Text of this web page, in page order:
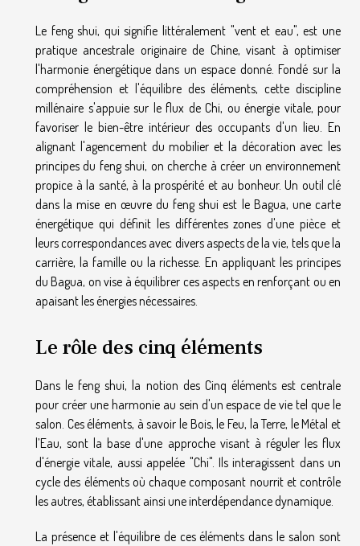
Le feng shui, qui signifie littéralement "vent et eau", est une
pratique ancestrale originaire de Chine, visant à optimiser
l'harmonie énergétique dans un espace donné. Fondé sur la
compréhension et l'équilibre des éléments, cette discipline
millénaire s'appuie sur le flux de Chi, ou énergie vitale, pour
favoriser le bien-être intérieur des occupants d'un lieu. En
alignant l'agencement du mobilier et la décoration avec les
principes du feng shui, on cherche à créer un environnement
propice à la santé, à la prospérité et au bonheur. Un outil clé
dans la mise en œuvre du feng shui est le Bagua, une carte
énergétique qui définit les différentes zones d'une pièce et
leurs correspondances avec divers aspects de la vie, tels que la
carrière, la famille ou la richesse. En appliquant les principes
du Bagua, on vise à équilibrer ces aspects en renforçant ou en
apaisant les énergies nécessaires.
Le rôle des cinq éléments
Dans le feng shui, la notion des Cinq éléments est centrale
pour créer une harmonie au sein d'un espace de vie tel que le
salon. Ces éléments, à savoir le Bois, le Feu, la Terre, le Métal et
l’Eau, sont la base d'une approche visant à réguler les flux
d'énergie vitale, aussi appelée "Chi". Ils interagissent dans un
cycle des éléments où chaque composant nourrit et contrôle
les autres, établissant ainsi une interdépendance dynamique.
La présence et l'équilibre de ces éléments dans le salon sont